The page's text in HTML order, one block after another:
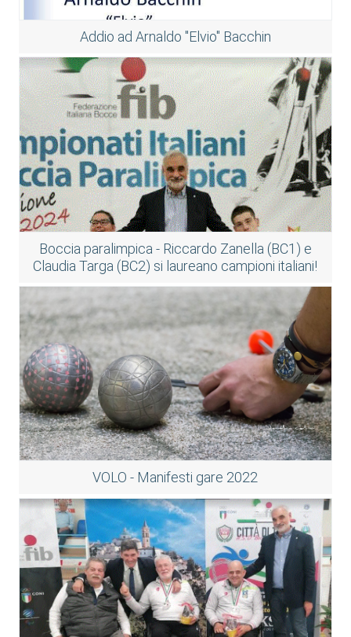
Addio ad Arnaldo "Elvio" Bacchin
Boccia paralimpica - Riccardo Zanella (BC1) e
Claudia Targa (BC2) si laureano campioni italiani!
VOLO - Manifesti gare 2022